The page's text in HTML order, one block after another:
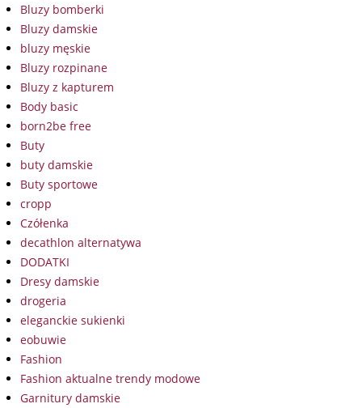
Bluzy bomberki
Bluzy damskie
bluzy męskie
Bluzy rozpinane
Bluzy z kapturem
Body basic
born2be free
Buty
buty damskie
Buty sportowe
cropp
Czółenka
decathlon alternatywa
DODATKI
Dresy damskie
drogeria
eleganckie sukienki
eobuwie
Fashion
Fashion aktualne trendy modowe
Garnitury damskie